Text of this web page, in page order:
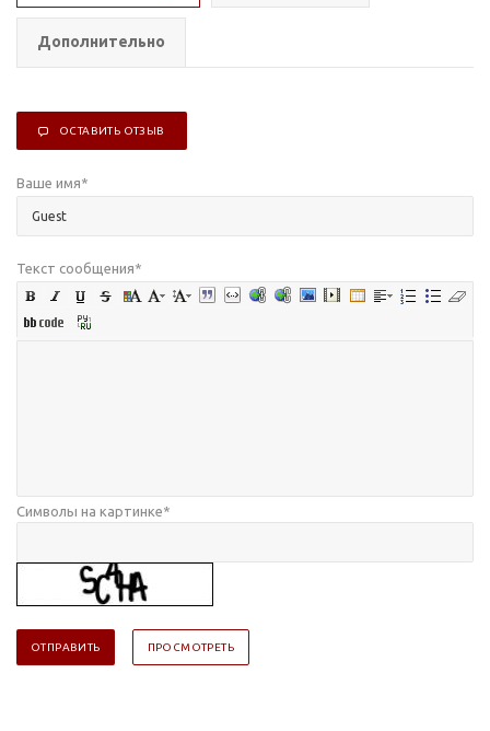
Дополнительно
ОСТАВИТЬ ОТЗЫВ
Ваше имя*
Текст сообщения*
Символы на картинке*